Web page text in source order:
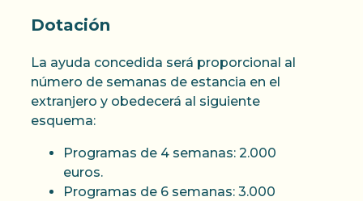
Dotación
La ayuda concedida será proporcional al
número de semanas de estancia en el
extranjero y obedecerá al siguiente
esquema:
Programas de 4 semanas: 2.000
euros.
Programas de 6 semanas: 3.000